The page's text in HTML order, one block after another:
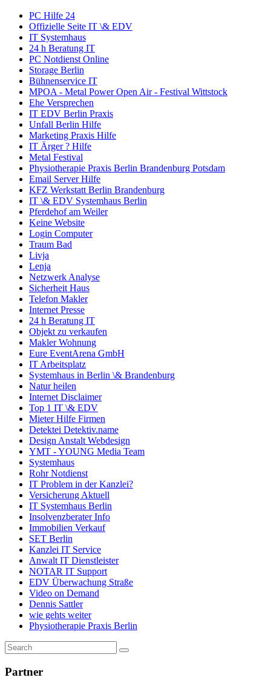
PC Hilfe 24
Offizielle Seite IT \& EDV
IT Systemhaus
24 h Beratung IT
PC Notdienst Online
Storage Berlin
Bühnenservice IT
MPOA - Metal Power Open Air - Festival Wittstock
Ehe Versprechen
IT EDV Berlin Praxis
Unfall Berlin Hilfe
Marketing Praxis Hilfe
IT Ärger ? Hilfe
Metal Festival
Physiotherapie Praxis Berlin Brandenburg Potsdam
Email Server Hilfe
KFZ Werkstatt Berlin Brandenburg
IT \& EDV Systemhaus Berlin
Pferdehof am Weiler
Keine Website
Login Computer
Traum Bad
Livja
Lenja
Netzwerk Analyse
Sicherheit Haus
Telefon Makler
Internet Presse
24 h Beratung IT
Objekt zu verkaufen
Makler Wohnung
Eure EventArena GmbH
IT Arbeitsplatz
Systemhaus in Berlin \& Brandenburg
Natur heilen
Internet Disclaimer
Top 1 IT \& EDV
Mieter Hilfe Firmen
Detektei Detektiv.name
Design Anstalt Webdesign
YMT - YOUNG Media Team
Systemhaus
Rohr Notdienst
IT Problem in der Kanzlei?
Versicherung Aktuell
IT Systemhaus Berlin
Insolvenzberater Info
Immobilien Verkauf
SET Berlin
Kanzlei IT Service
Anwalt IT Dienstleister
NOTAR IT Support
EDV Überwachung Straße
Video on Demand
Dennis Sattler
wie gehts weiter
Physiotherapie Praxis Berlin
Partner